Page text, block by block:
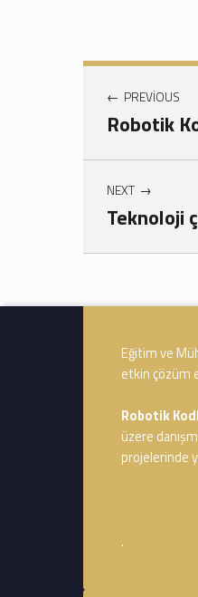
Yazı
PREVIOUS
Robotik
NEXT
Teknoloji
Skip back to navigation
Footer info sidebar
Eğitim ve
etkin çözüm
Robotik
üzere
projelerinde
.